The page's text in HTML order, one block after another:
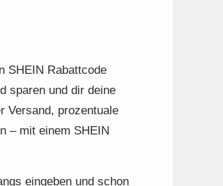
SHEIN Rabattcode
sparen und dir deine
Versand, prozentuale
– mit einem SHEIN
eingeben und schon